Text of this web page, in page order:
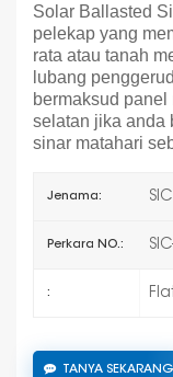
Solar Ballasted
pelekap yang
rata atau tanah
lubang
bermaksud
selatan jika anda
sinar matahari
Jenama:
Perkara NO.:
:
TANYA SEKARANG